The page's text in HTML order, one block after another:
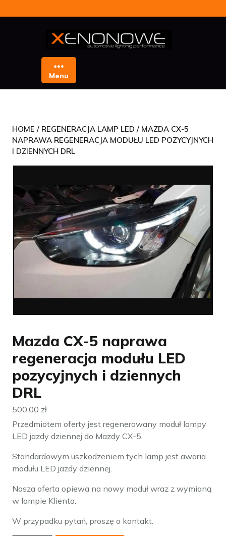
to
Menu
HOME / REGENERACJA LAMP LED / MAZDA CX-5
NAPRAWA REGENERACJA MODUŁU LED POZYCYJNYCH
I DZIENNYCH DRL
Mazda CX-5 naprawa
regeneracja modułu LED
pozycyjnych i dziennych
DRL
500,00 zł
Przedmiotem oferty jest regenerowany moduł lampy
LED jazdy dziennej do Mazdy CX-5.
Standardowym uszkodzeniem tych lamp jest awaria
modułu LED jazdy dziennej.
Nasza oferta opiewa na nowy moduł wraz z wymianą
w lampie Klienta.
W przypadku pytań, proszę o kontakt.